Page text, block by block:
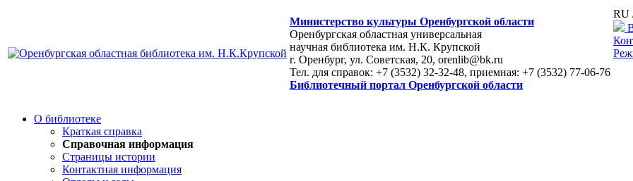
Министерство культуры Оренбургской области
Оренбургская областная универсальная
научная библиотека им. Н.К. Крупской
г. Оренбург, ул. Советская, 20, orenlib@bk.ru
Тел. для справок: +7 (3532) 32-32-48, приемная: +7 (3532) 77-06-76
Библиотечный портал Оренбургской области
RU
О библиотеке
Краткая справка
Справочная информация
Страницы истории
Контактная информация